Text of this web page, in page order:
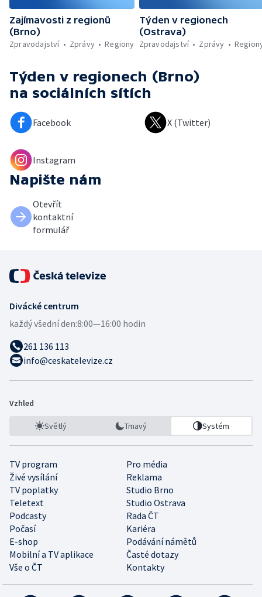
Zajímavosti z regionů
(Brno)
Zpravodajství
Zprávy Regiony
Týden v regionech
(Ostrava)
Zpravodajství
Zprávy
Týden v regionech (Brno)
na sociálních sítích
Facebook X (Twitter)
Instagram
Napište nám
Otevřít
kontaktní
formulář
Divácké centrum
každý všední den:8:00—16:00 hodin
261 136 113
info@ceskatelevize.cz
Vzhled
Světlý Tmavý Systém
TV program
Pro média
Živé vysílání
Reklama
TV poplatky
Studio Brno
Teletext
Studio Ostrava
Podcasty
Rada ČT
Počasí
Kariéra
E-shop
Podávání námětů
Mobilní a TV aplikace
Časté dotazy
Vše o ČT
Kontakty